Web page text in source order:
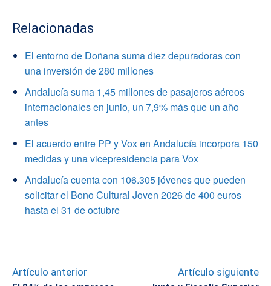
Relacionadas
El entorno de Doñana suma diez depuradoras con
una inversión de 280 millones
Andalucía suma 1,45 millones de pasajeros aéreos
internacionales en junio, un 7,9% más que un año
antes
El acuerdo entre PP y Vox en Andalucía incorpora 150
medidas y una vicepresidencia para Vox
Andalucía cuenta con 106.305 jóvenes que pueden
solicitar el Bono Cultural Joven 2026 de 400 euros
hasta el 31 de octubre
Artículo anterior Artículo siguiente